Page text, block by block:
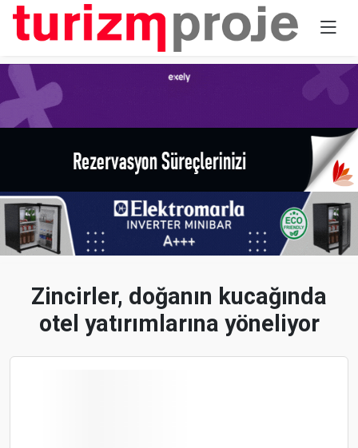
Zincirler, doğanın kucağında
otel yatırımlarına yöneliyor